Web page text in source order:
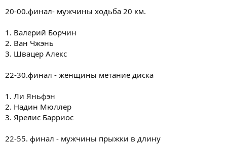
20-00.финал- мужчины ходьба 20 км.
1. Валерий Борчин
2. Ван Чжэнь
3. Швацер Алекс
22-30.финал - женщины метание диска
1. Ли Яньфэн
2. Надин Мюллер
3. Ярелис Барриос
22-55. финал - мужчины прыжки в длину